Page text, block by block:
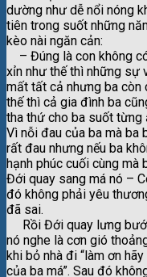
dường như dễ nổi nóng
tiên trong suốt những
kèo nài ngăn cản:
– Đúng là con không
xỉn như thế thì những sự
mất tất cả nhưng ba còn
thế thì cả gia đình ba
tha thứ cho ba suốt từng
Vì nỗi đau của ba mà ba
rất đau nhưng nếu ba
hạnh phúc cuối cùng mà
Đới quay sang má nó –
đó không phải yêu
đã sai.
Rồi Đới quay lưng
nó nghe là cơn gió
khi bỏ nhà đi “làm ơn
của ba má”. Sau đó